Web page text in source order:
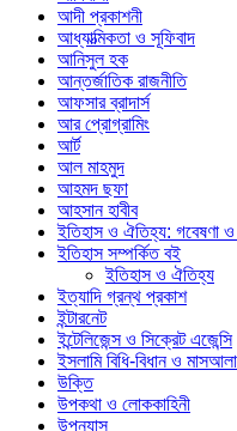
আদী প্রকাশনী
আধ্যাত্মিকতা ও সূফিবাদ
আনিসুল হক
আন্তর্জাতিক রাজনীতি
আফসার ব্রাদার্স
আর প্রোগ্রামিং
আর্ট
আল মাহমুদ
আহমদ ছফা
আহসান হাবীব
ইতিহাস ও ঐতিহ্য: গবেষণা
ইতিহাস সম্পর্কিত বই
ইতিহাস ও ঐতিহ্য
ইত্যাদি গ্রন্থ প্রকাশ
ইন্টারনেট
ইন্টেলিজেন্স ও সিক্রেট এজেন্সি
ইসলামি বিধি-বিধান ও
উক্তি
উপকথা ও লোককাহিনী
উপন্যাস